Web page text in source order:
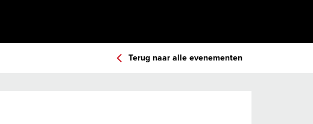
Terug naar alle evenementen